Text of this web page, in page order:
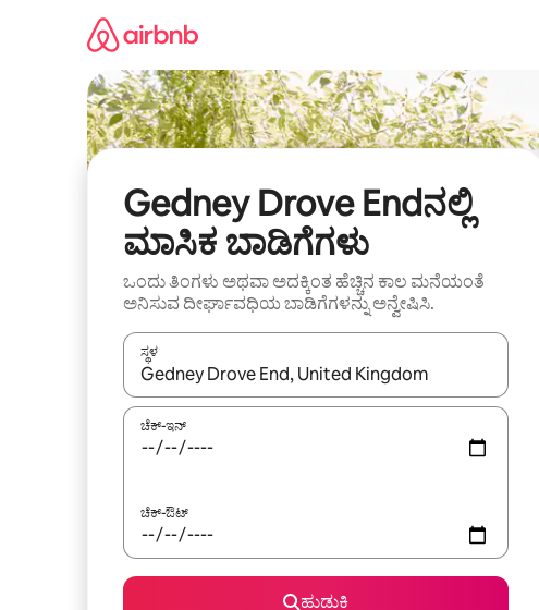
Gedney Drove Endನಲ್ಲಿ
ಮಾಸಿಕ ಬಾಡಿಗೆಗಳು
ಒಂದು ತಿಂಗಳು ಅಥವಾ ಅದಕ್ಕಿಂತ ಹೆಚ್ಚಿನ ಕಾಲ ಮನೆಯಂತೆ
ಅನಿಸುವ ದೀರ್ಘಾವಧಿಯ ಬಾಡಿಗೆಗಳನ್ನು ಅನ್ವೇಷಿಸಿ.
ಸ್ಥಳ
ಫಲಿತಾಂಶಗಳು ಲಭ್ಯವಿರುವಾಗ, ಅಪ್ ಮತ್ತು ಡೌನ್ ಬಾಣದ
ಚೆಕ್-ಇನ್
ಚೆಕ್-ಔಟ್
ಹುಡುಕಿ